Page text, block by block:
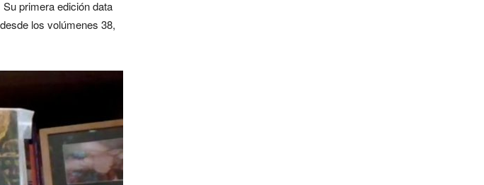
primera edición data
los volúmenes 38,